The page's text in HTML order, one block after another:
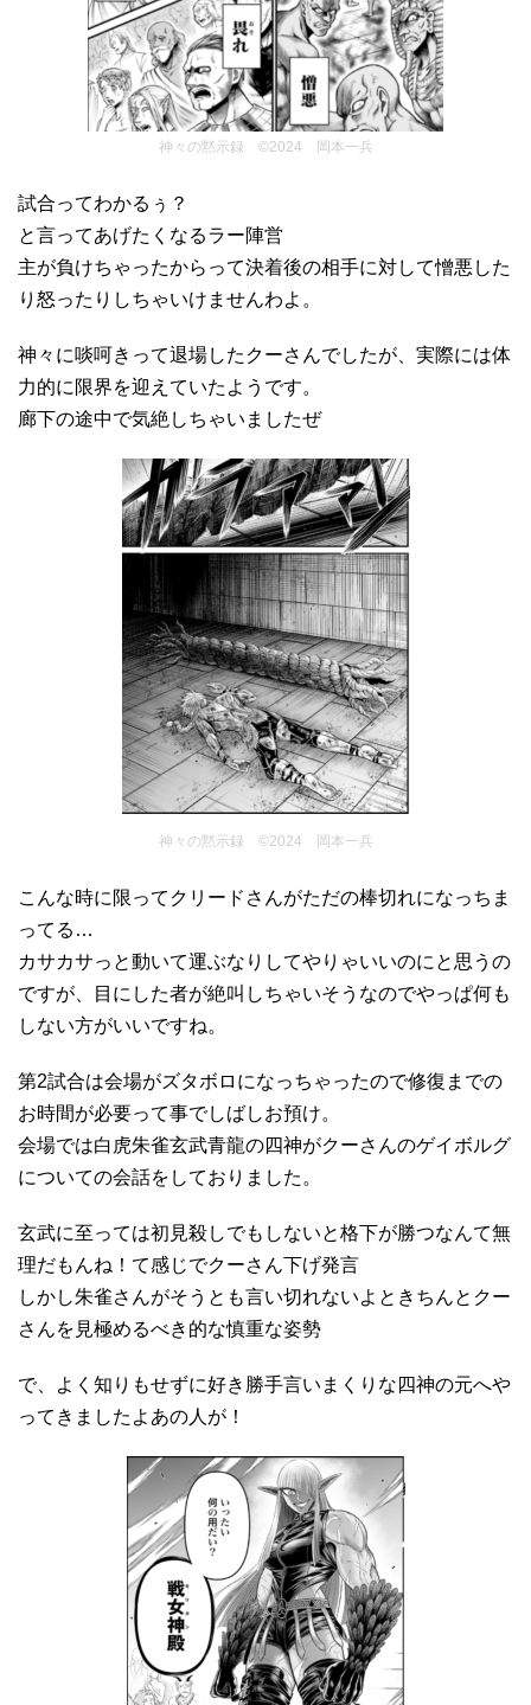
神々の黙示録 ©2024 岡本一兵
試合ってわかるぅ？
と言ってあげたくなるラー陣営
主が負けちゃったからって決着後の相手に対して憎悪した
り怒ったりしちゃいけませんわよ。
神々に啖呵きって退場したクーさんでしたが、実際には体
力的に限界を迎えていたようです。
廊下の途中で気絶しちゃいましたぜ
神々の黙示録 ©2024 岡本一兵
こんな時に限ってクリードさんがただの棒切れになっちま
ってる…
カサカサっと動いて運ぶなりしてやりゃいいのにと思うの
ですが、目にした者が絶叫しちゃいそうなのでやっぱ何も
しない方がいいですね。
第2試合は会場がズタボロになっちゃったので修復までの
お時間が必要って事でしばしお預け。
会場では白虎朱雀玄武青龍の四神がクーさんのゲイボルグ
についての会話をしておりました。
玄武に至っては初見殺しでもしないと格下が勝つなんて無
理だもんね！て感じでクーさん下げ発言
しかし朱雀さんがそうとも言い切れないよときちんとクー
さんを見極めるべき的な慎重な姿勢
で、よく知りもせずに好き勝手言いまくりな四神の元へや
ってきましたよあの人が！